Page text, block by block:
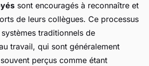
sont encouragés à reconnaître et
de leurs collègues. Ce processus
traditionnels de
travail, qui sont généralement
perçus comme étant